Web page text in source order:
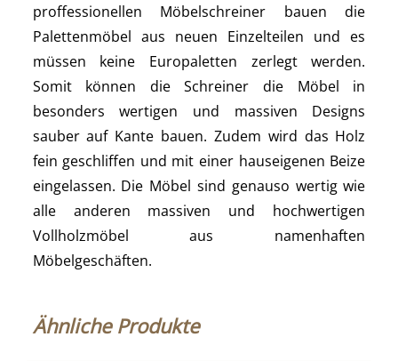
proffessionellen Möbelschreiner bauen die
Palettenmöbel aus neuen Einzelteilen und es
müssen keine Europaletten zerlegt werden.
Somit können die Schreiner die Möbel in
besonders wertigen und massiven Designs
sauber auf Kante bauen. Zudem wird das Holz
fein geschliffen und mit einer hauseigenen Beize
eingelassen. Die Möbel sind genauso wertig wie
alle anderen massiven und hochwertigen
Vollholzmöbel aus namenhaften
Möbelgeschäften.
Ähnliche Produkte